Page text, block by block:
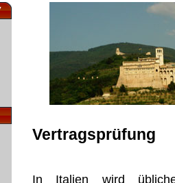
Vertragsprüfung
In Italien wird